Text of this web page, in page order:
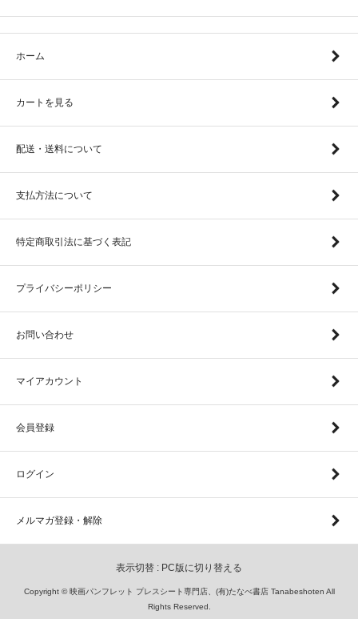
ホーム
カートを見る
配送・送料について
支払方法について
特定商取引法に基づく表記
プライバシーポリシー
お問い合わせ
マイアカウント
会員登録
ログイン
メルマガ登録・解除
表示切替 : PC版に切り替える
Copyright © 映画パンフレット プレスシート専門店、(有)たなべ書店 Tanabeshoten All
Rights Reserved.